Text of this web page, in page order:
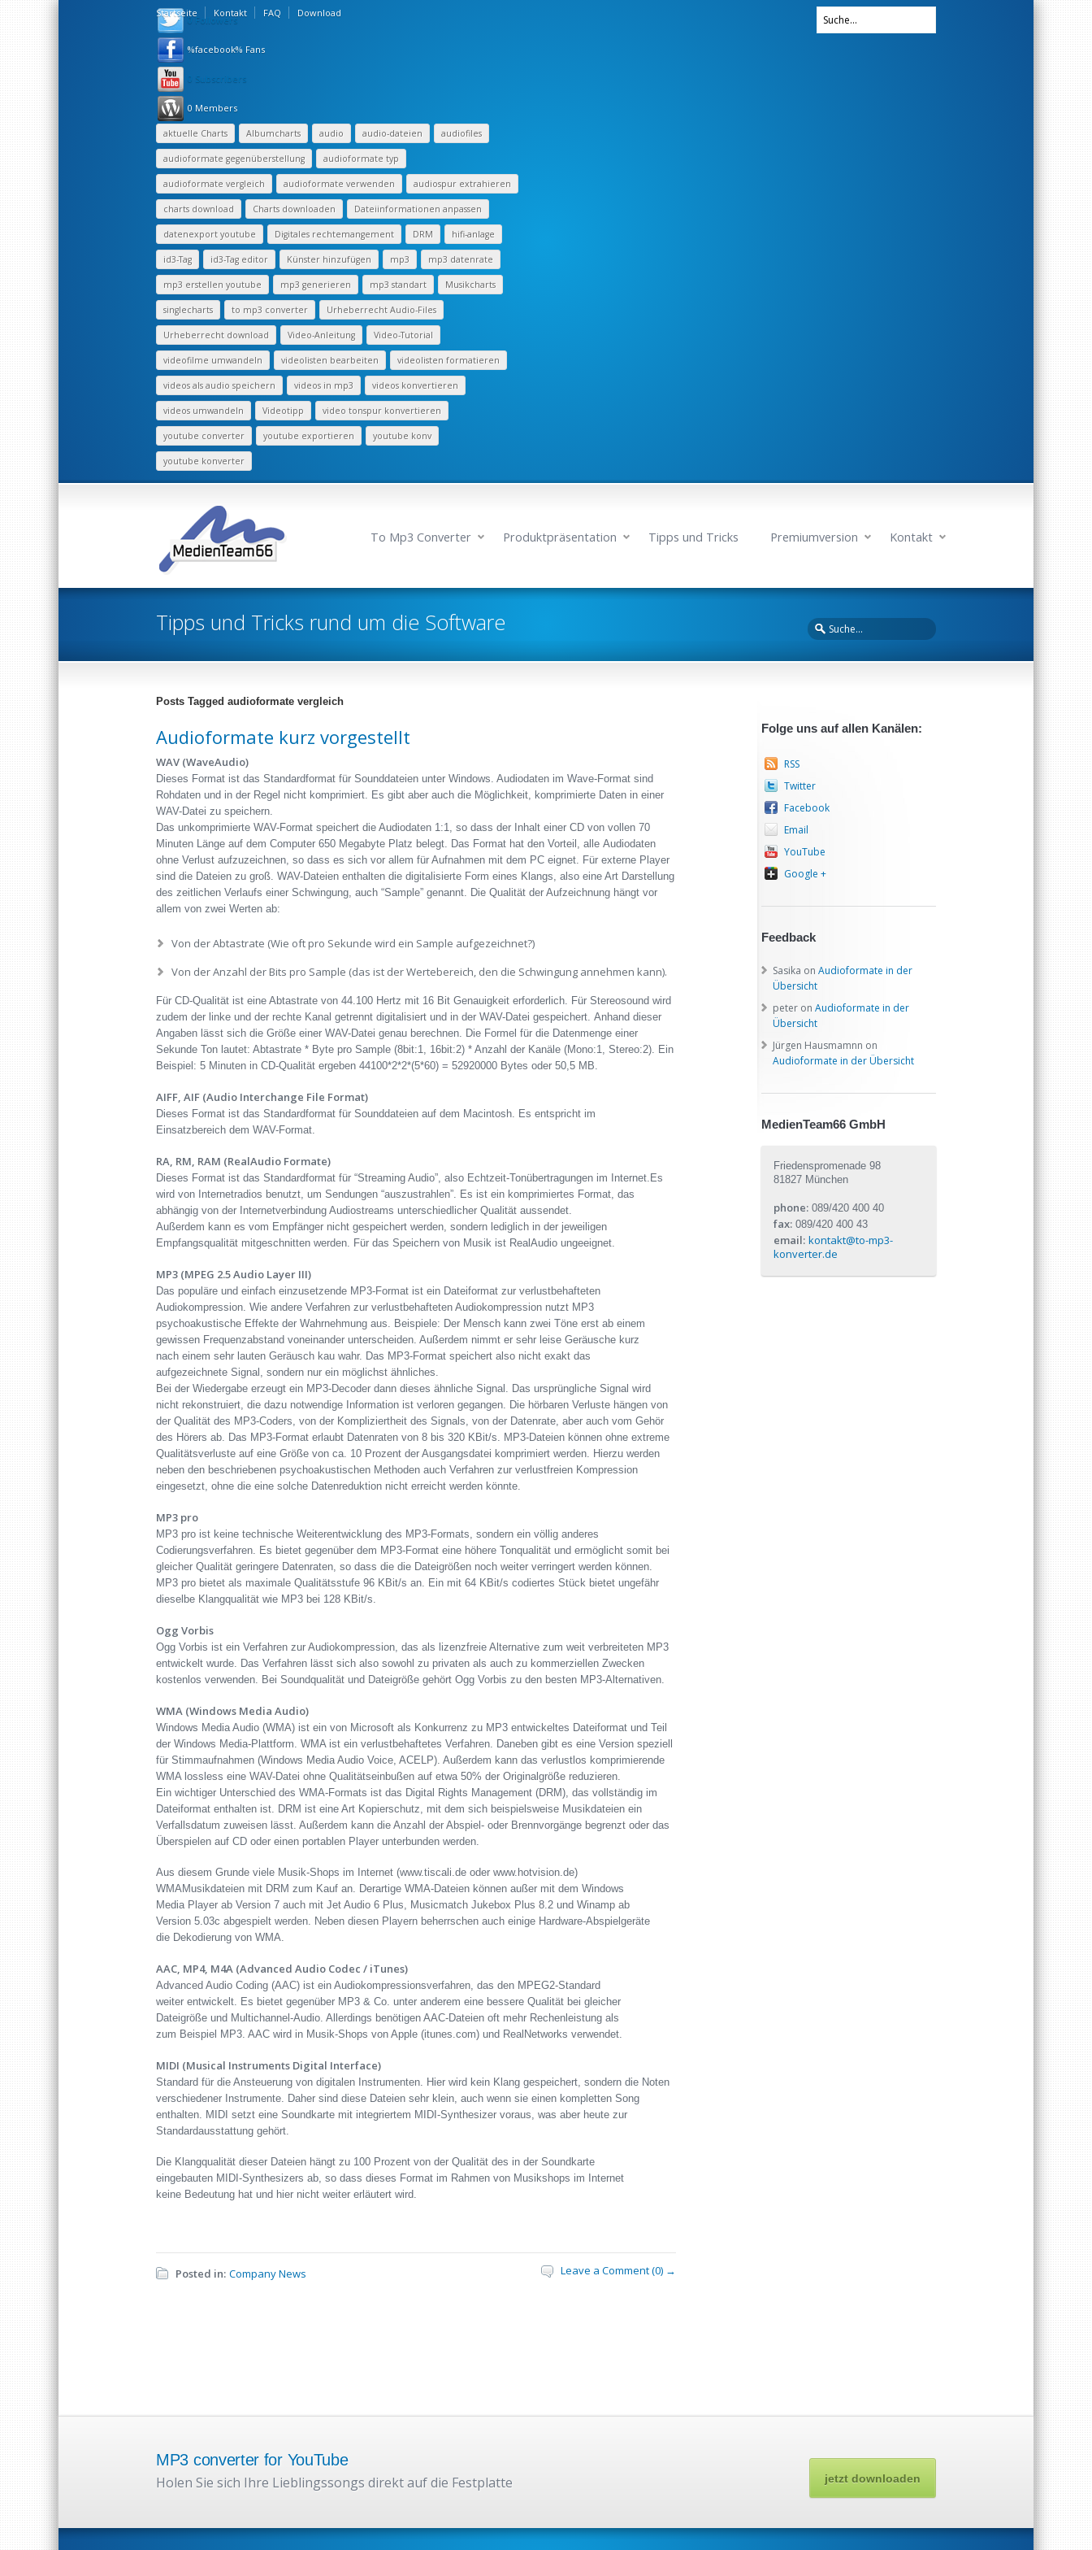
Startseite Kontakt FAQ Download
0 Followers
%facebook% Fans
0 Subscribers
0 Members
aktuelle Charts Albumcharts audio audio-dateien audiofiles
audioformate gegenüberstellung audioformate typ
audioformate vergleich audioformate verwenden audiospur extrahieren
charts download Charts downloaden Dateiinformationen anpassen
datenexport youtube Digitales rechtemangement DRM hifi-anlage
id3-Tag id3-Tag editor Künster hinzufügen mp3 mp3 datenrate
mp3 erstellen youtube mp3 generieren mp3 standart Musikcharts
singlecharts to mp3 converter Urheberrecht Audio-Files
Urheberrecht download Video-Anleitung Video-Tutorial
videofilme umwandeln videolisten bearbeiten videolisten formatieren
videos als audio speichern videos in mp3 videos konvertieren
videos umwandeln Videotipp video tonspur konvertieren
youtube converter youtube exportieren youtube konv
youtube konverter
To Mp3 Converter Produktpräsentation Tipps und Tricks Premiumversion Kontakt
Tipps und Tricks rund um die Software
Posts Tagged audioformate vergleich
Audioformate kurz vorgestellt
WAV (WaveAudio)
Dieses Format ist das Standardformat für Sounddateien unter Windows. Audiodaten im Wave-Format sind
Rohdaten und in der Regel nicht komprimiert. Es gibt aber auch die Möglichkeit, komprimierte Daten in einer
WAV-Datei zu speichern.
Das unkomprimierte WAV-Format speichert die Audiodaten 1:1, so dass der Inhalt einer CD von vollen 70
Minuten Länge auf dem Computer 650 Megabyte Platz belegt. Das Format hat den Vorteil, alle Audiodaten
ohne Verlust aufzuzeichnen, so dass es sich vor allem für Aufnahmen mit dem PC eignet. Für externe Player
sind die Dateien zu groß. WAV-Dateien enthalten die digitalisierte Form eines Klangs, also eine Art Darstellung
des zeitlichen Verlaufs einer Schwingung, auch “Sample” genannt. Die Qualität der Aufzeichnung hängt vor
allem von zwei Werten ab:
Von der Abtastrate (Wie oft pro Sekunde wird ein Sample aufgezeichnet?)
Von der Anzahl der Bits pro Sample (das ist der Wertebereich, den die Schwingung annehmen kann).
Für CD-Qualität ist eine Abtastrate von 44.100 Hertz mit 16 Bit Genauigkeit erforderlich. Für Stereosound wird
zudem der linke und der rechte Kanal getrennt digitalisiert und in der WAV-Datei gespeichert. Anhand dieser
Angaben lässt sich die Größe einer WAV-Datei genau berechnen. Die Formel für die Datenmenge einer
Sekunde Ton lautet: Abtastrate * Byte pro Sample (8bit:1, 16bit:2) * Anzahl der Kanäle (Mono:1, Stereo:2). Ein
Beispiel: 5 Minuten in CD-Qualität ergeben 44100*2*2*(5*60) = 52920000 Bytes oder 50,5 MB.
AIFF, AIF (Audio Interchange File Format)
Dieses Format ist das Standardformat für Sounddateien auf dem Macintosh. Es entspricht im
Einsatzbereich dem WAV-Format.
RA, RM, RAM (RealAudio Formate)
Dieses Format ist das Standardformat für “Streaming Audio”, also Echtzeit-Tonübertragungen im Internet.Es
wird von Internetradios benutzt, um Sendungen “auszustrahlen”. Es ist ein komprimiertes Format, das
abhängig von der Internetverbindung Audiostreams unterschiedlicher Qualität aussendet.
Außerdem kann es vom Empfänger nicht gespeichert werden, sondern lediglich in der jeweiligen
Empfangsqualität mitgeschnitten werden. Für das Speichern von Musik ist RealAudio ungeeignet.
MP3 (MPEG 2.5 Audio Layer III)
Das populäre und einfach einzusetzende MP3-Format ist ein Dateiformat zur verlustbehafteten
Audiokompression. Wie andere Verfahren zur verlustbehafteten Audiokompression nutzt MP3
psychoakustische Effekte der Wahrnehmung aus. Beispiele: Der Mensch kann zwei Töne erst ab einem
gewissen Frequenzabstand voneinander unterscheiden. Außerdem nimmt er sehr leise Geräusche kurz
nach einem sehr lauten Geräusch kau wahr. Das MP3-Format speichert also nicht exakt das
aufgezeichnete Signal, sondern nur ein möglichst ähnliches.
Bei der Wiedergabe erzeugt ein MP3-Decoder dann dieses ähnliche Signal. Das ursprüngliche Signal wird
nicht rekonstruiert, die dazu notwendige Information ist verloren gegangen. Die hörbaren Verluste hängen von
der Qualität des MP3-Coders, von der Kompliziertheit des Signals, von der Datenrate, aber auch vom Gehör
des Hörers ab. Das MP3-Format erlaubt Datenraten von 8 bis 320 KBit/s. MP3-Dateien können ohne extreme
Qualitätsverluste auf eine Größe von ca. 10 Prozent der Ausgangsdatei komprimiert werden. Hierzu werden
neben den beschriebenen psychoakustischen Methoden auch Verfahren zur verlustfreien Kompression
eingesetzt, ohne die eine solche Datenreduktion nicht erreicht werden könnte.
MP3 pro
MP3 pro ist keine technische Weiterentwicklung des MP3-Formats, sondern ein völlig anderes
Codierungsverfahren. Es bietet gegenüber dem MP3-Format eine höhere Tonqualität und ermöglicht somit bei
gleicher Qualität geringere Datenraten, so dass die die Dateigrößen noch weiter verringert werden können.
MP3 pro bietet als maximale Qualitätsstufe 96 KBit/s an. Ein mit 64 KBit/s codiertes Stück bietet ungefähr
dieselbe Klangqualität wie MP3 bei 128 KBit/s.
Ogg Vorbis
Ogg Vorbis ist ein Verfahren zur Audiokompression, das als lizenzfreie Alternative zum weit verbreiteten MP3
entwickelt wurde. Das Verfahren lässt sich also sowohl zu privaten als auch zu kommerziellen Zwecken
kostenlos verwenden. Bei Soundqualität und Dateigröße gehört Ogg Vorbis zu den besten MP3-Alternativen.
WMA (Windows Media Audio)
Windows Media Audio (WMA) ist ein von Microsoft als Konkurrenz zu MP3 entwickeltes Dateiformat und Teil
der Windows Media-Plattform. WMA ist ein verlustbehaftetes Verfahren. Daneben gibt es eine Version speziell
für Stimmaufnahmen (Windows Media Audio Voice, ACELP). Außerdem kann das verlustlos komprimierende
WMA lossless eine WAV-Datei ohne Qualitätseinbußen auf etwa 50% der Originalgröße reduzieren.
Ein wichtiger Unterschied des WMA-Formats ist das Digital Rights Management (DRM), das vollständig im
Dateiformat enthalten ist. DRM ist eine Art Kopierschutz, mit dem sich beispielsweise Musikdateien ein
Verfallsdatum zuweisen lässt. Außerdem kann die Anzahl der Abspiel- oder Brennvorgänge begrenzt oder das
Überspielen auf CD oder einen portablen Player unterbunden werden.
Aus diesem Grunde viele Musik-Shops im Internet (www.tiscali.de oder www.hotvision.de)
WMAMusikdateien mit DRM zum Kauf an. Derartige WMA-Dateien können außer mit dem Windows
Media Player ab Version 7 auch mit Jet Audio 6 Plus, Musicmatch Jukebox Plus 8.2 und Winamp ab
Version 5.03c abgespielt werden. Neben diesen Playern beherrschen auch einige Hardware-Abspielgeräte
die Dekodierung von WMA.
AAC, MP4, M4A (Advanced Audio Codec / iTunes)
Advanced Audio Coding (AAC) ist ein Audiokompressionsverfahren, das den MPEG2-Standard
weiter entwickelt. Es bietet gegenüber MP3 & Co. unter anderem eine bessere Qualität bei gleicher
Dateigröße und Multichannel-Audio. Allerdings benötigen AAC-Dateien oft mehr Rechenleistung als
zum Beispiel MP3. AAC wird in Musik-Shops von Apple (itunes.com) und RealNetworks verwendet.
MIDI (Musical Instruments Digital Interface)
Standard für die Ansteuerung von digitalen Instrumenten. Hier wird kein Klang gespeichert, sondern die Noten
verschiedener Instrumente. Daher sind diese Dateien sehr klein, auch wenn sie einen kompletten Song
enthalten. MIDI setzt eine Soundkarte mit integriertem MIDI-Synthesizer voraus, was aber heute zur
Standardausstattung gehört.
Die Klangqualität dieser Dateien hängt zu 100 Prozent von der Qualität des in der Soundkarte
eingebauten MIDI-Synthesizers ab, so dass dieses Format im Rahmen von Musikshops im Internet
keine Bedeutung hat und hier nicht weiter erläutert wird.
Posted in: Company News Leave a Comment (0) →
Folge uns auf allen Kanälen:
RSS
Twitter
Facebook
Email
YouTube
Google +
Feedback
Sasika on Audioformate in der
Übersicht
peter on Audioformate in der
Übersicht
Jürgen Hausmamnn on
Audioformate in der Übersicht
MedienTeam66 GmbH
Friedenspromenade 98
81827 München
phone: 089/420 400 40
fax: 089/420 400 43
email: kontakt@to-mp3-
konverter.de
MP3 converter for YouTube
Holen Sie sich Ihre Lieblingssongs direkt auf die Festplatte
jetzt downloaden